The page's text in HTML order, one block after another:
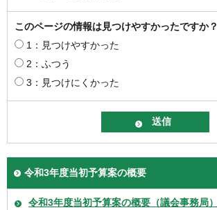
このページの情報は見つけやすかったですか？
1：見つけやすかった
2：ふつう
3：見つけにくかった
令和3年度当初予算案の概要
令和3年度当初予算案の概要（議会事務局）